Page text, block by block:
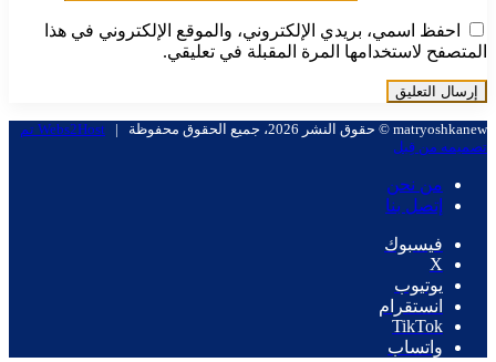
احفظ اسمي، بريدي الإلكتروني، والموقع الإلكتروني في هذا
المتصفح لاستخدامها المرة المقبلة في تعليقي.
matryoshkanew © حقوق النشر 2026، جميع الحقوق محفوظة |
Webs2Host تم
تصميمه من قِبل
من نحن
إتصل بنا
فيسبوك
X
يوتيوب
انستقرام
‫TikTok
واتساب